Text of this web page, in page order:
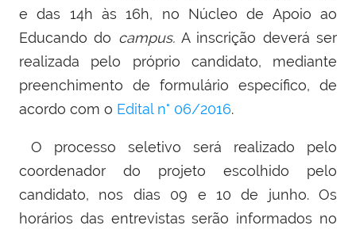
e das 14h às 16h, no Núcleo de Apoio ao
Educando do campus.A inscrição deverá ser
realizada pelo próprio candidato, mediante
preenchimento de formulário específico, de
acordo com o Edital n° 06/2016.
O processo seletivo será realizado pelo
coordenador do projeto escolhido pelo
candidato, nos dias 09 e 10 de junho. Os
horários das entrevistas serão informados no